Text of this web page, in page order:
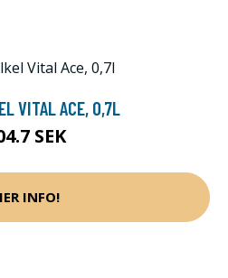
VITAL ACE, 0,7L
SEK
INFO!